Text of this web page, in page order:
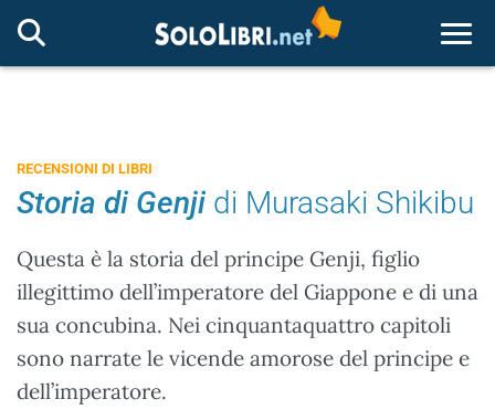
RECENSIONI DI LIBRI
Storia di Genji di Murasaki Shikibu
Questa è la storia del principe Genji, figlio
illegittimo dell’imperatore del Giappone e di una
sua concubina. Nei cinquantaquattro capitoli
sono narrate le vicende amorose del principe e
dell’imperatore.